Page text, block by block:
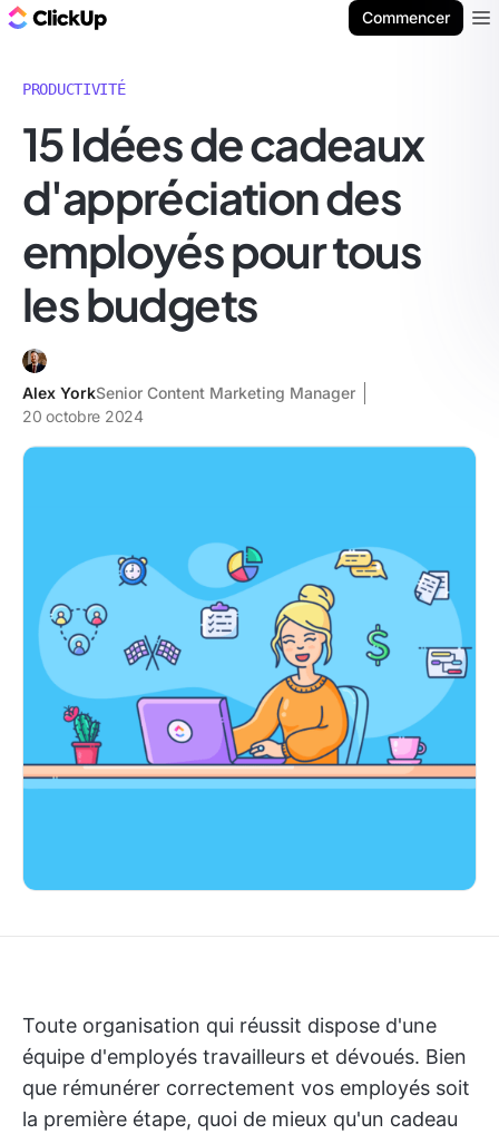
Commencer
PRODUCTIVITÉ
15 Idées de cadeaux
d'appréciation des
employés pour tous
les budgets
Alex YorkSenior Content Marketing Manager
20 octobre 2024
Toute organisation qui réussit dispose d'une
équipe d'employés travailleurs et dévoués. Bien
que rémunérer correctement vos employés soit
la première étape, quoi de mieux qu'un cadeau